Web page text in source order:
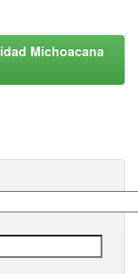
Michoacana